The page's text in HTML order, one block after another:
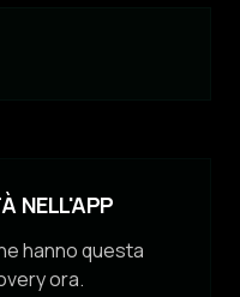
NELL'APP
hanno questa
ora.